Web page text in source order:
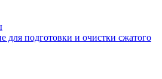
для подготовки и очистки сжатого